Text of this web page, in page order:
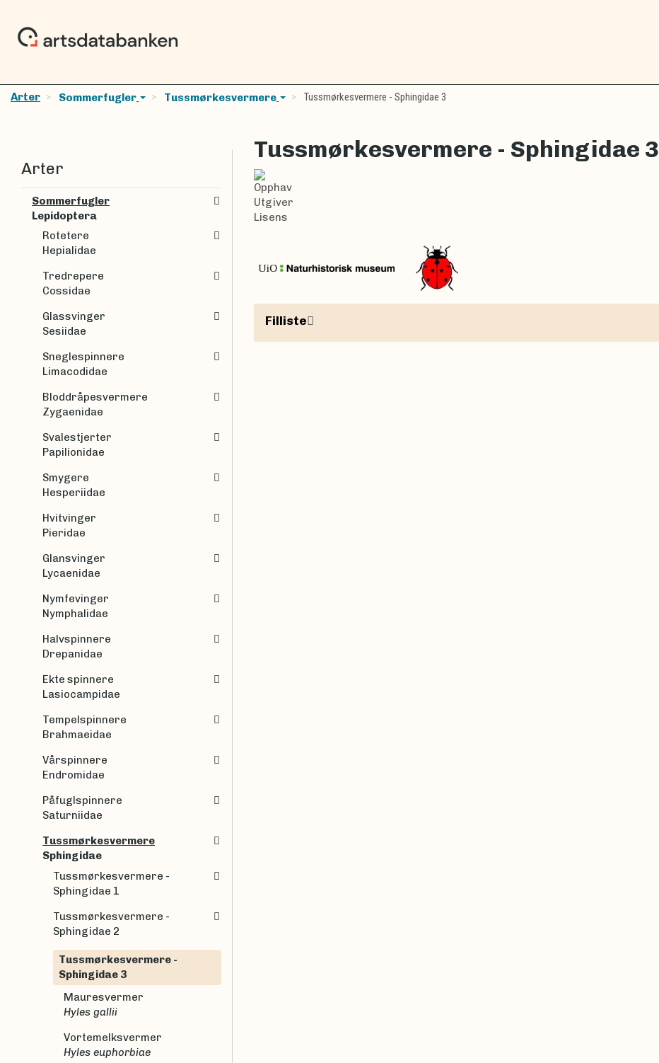
Arter Sommerfugler Tussmørkesvermere Tussmørkesvermere - Sphingidae 3
Tussmørkesvermere - Sphingidae 3
Opphav
Utgiver
Lisens
Filliste
Arter
Sommerfugler
Lepidoptera
Rotetere
Hepialidae
Tredrepere
Cossidae
Glassvinger
Sesiidae
Sneglespinnere
Limacodidae
Bloddråpesvermere
Zygaenidae
Svalestjerter
Papilionidae
Smygere
Hesperiidae
Hvitvinger
Pieridae
Glansvinger
Lycaenidae
Nymfevinger
Nymphalidae
Halvspinnere
Drepanidae
Ekte spinnere
Lasiocampidae
Tempelspinnere
Brahmaeidae
Vårspinnere
Endromidae
Påfuglspinnere
Saturniidae
Tussmørkesvermere
Sphingidae
Tussmørkesvermere -
Sphingidae 1
Tussmørkesvermere -
Sphingidae 2
Tussmørkesvermere -
Sphingidae 3
Mauresvermer
Hyles gallii
Vortemelksvermer
Hyles euphorbiae